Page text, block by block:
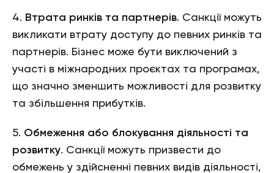
4. Втрата ринків та партнерів. Санкції можуть
викликати втрату доступу до певних ринків та
партнерів. Бізнес може бути виключений з
участі в міжнародних проєктах та програмах,
що значно зменшить можливості для розвитку
та збільшення прибутків.
5. Обмеження або блокування діяльності та
розвитку. Санкції можуть призвести до
обмежень у здійсненні певних видів діяльності,